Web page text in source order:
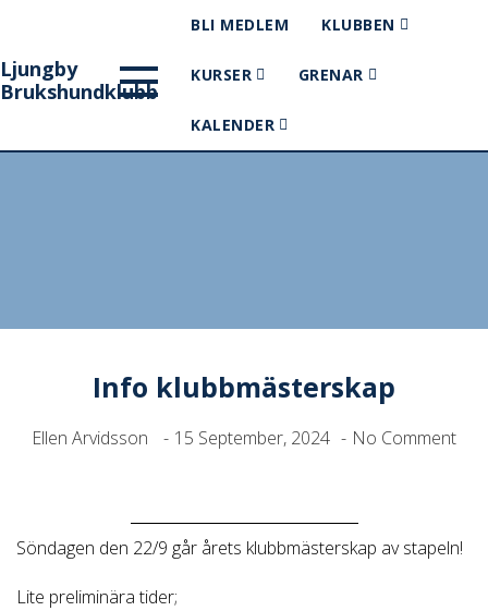
Ljungby
Brukshundklubb
BLI MEDLEM KLUBBEN
KURSER GRENAR
KALENDER
Info klubbmästerskap
Ellen Arvidsson 15 September, 2024 No Comment
Söndagen den 22/9 går årets klubbmästerskap av stapeln!
Lite preliminära tider;